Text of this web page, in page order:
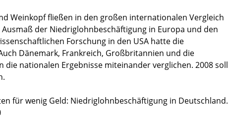
Weinkopf fließen in den großen internationalen Vergleich
der Niedriglohnbeschäftigung in Europa und den
Forschung in den USA hatte die
Dänemark, Frankreich, Großbritannien und die
nationalen Ergebnisse miteinander verglichen. 2008 soll
für wenig Geld: Niedriglohnbeschäftigung in Deutschland.